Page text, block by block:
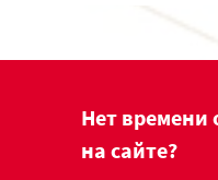
Нет времени
на сайте?